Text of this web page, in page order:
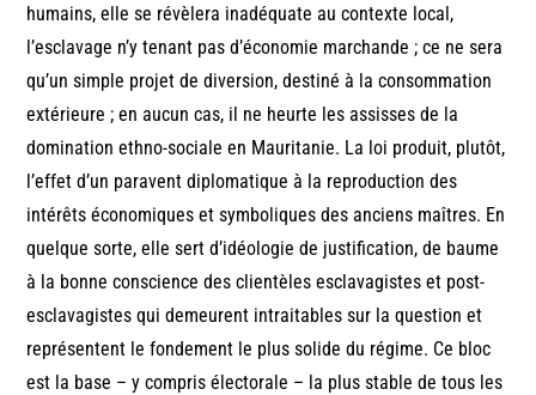
humains, elle se révèlera inadéquate au contexte local,
l’esclavage n’y tenant pas d’économie marchande ; ce ne sera
qu’un simple projet de diversion, destiné à la consommation
extérieure ; en aucun cas, il ne heurte les assisses de la
domination ethno-sociale en Mauritanie. La loi produit, plutôt,
l’effet d’un paravent diplomatique à la reproduction des
intérêts économiques et symboliques des anciens maîtres. En
quelque sorte, elle sert d’idéologie de justification, de baume
à la bonne conscience des clientèles esclavagistes et post-
esclavagistes qui demeurent intraitables sur la question et
représentent le fondement le plus solide du régime. Ce bloc
est la base – y compris électorale – la plus stable de tous les